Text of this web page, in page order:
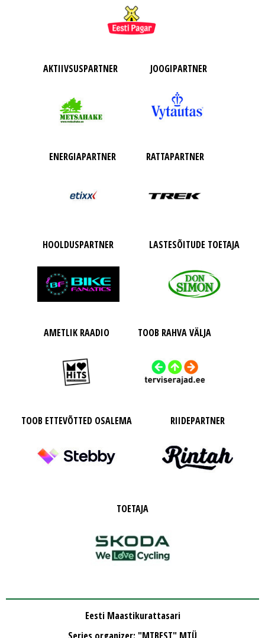
AKTIIVSUSPARTNER JOOGIPARTNER
ENERGIAPARTNER RATTAPARTNER
HOOLDUSPARTNER LASTESÕITUDE TOETAJA
AMETLIK RAADIO TOOB RAHVA VÄLJA
TOOB ETTEVÕTTED OSALEMA RIIDEPARTNER
TOETAJA
Eesti Maastikurattasari